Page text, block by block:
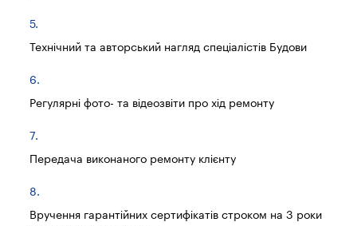
Технічний та авторський нагляд спеціалістів Будови
Регулярні фото- та відеозвіти про хід ремонту
Передача виконаного ремонту клієнту
Вручення гарантійних сертифікатів строком на 3 роки